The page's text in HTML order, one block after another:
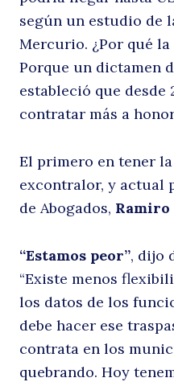
según un estudio de
Mercurio. ¿Por qué
Porque un dictamen
estableció que desde
contratar más a
El primero en tener
excontralor, y actual
de Abogados, Ramiro
“Estamos peor”, dijo
“Existe menos
los datos de los
debe hacer ese
contrata en los
quebrando. Hoy